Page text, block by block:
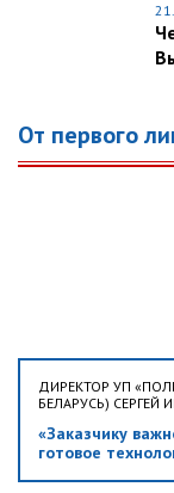
От первого
ДИРЕКТОР УП
БЕЛАРУСЬ) СЕРГЕЙ
«Заказчику
готовое